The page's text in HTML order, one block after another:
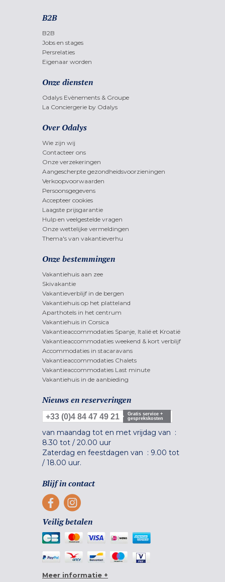
B2B
B2B
Jobs en stages
Persrelaties
Eigenaar worden
Onze diensten
Odalys Evènements & Groupe
La Conciergerie by Odalys
Over Odalys
Wie zijn wij
Contacteer ons
Onze verzekeringen
Aangescherpte gezondheidsvoorzieningen
Verkoopvoorwaarden
Persoonsgegevens
Accepteer cookies
Laagste prijsgarantie
Hulp en veelgestelde vragen
Onze wettelijke vermeldingen
Thema's van vakantieverhu
Onze bestemmingen
Vakantiehuis aan zee
Skivakantie
Vakantieverblijf in de bergen
Vakantiehuis op het platteland
Aparthotels in het centrum
Vakantiehuis in Corsica
Vakantieaccommodaties Spanje, Italië et Kroatië
Vakantieaccommodaties weekend & kort verblijf
Accommodaties in stacaravans
Vakantieaccommodaties Chalets
Vakantieaccommodaties Last minute
Vakantiehuis in de aanbieding
Nieuws en reserveringen
+33 (0)4 84 47 49 21
Gratis service +
gesprekskosten
van maandag tot en met vrijdag van :
8.30 tot / 20.00 uur
Zaterdag en feestdagen van : 9.00 tot
/ 18.00 uur.
Blijf in contact
Veilig betalen
Meer informatie +